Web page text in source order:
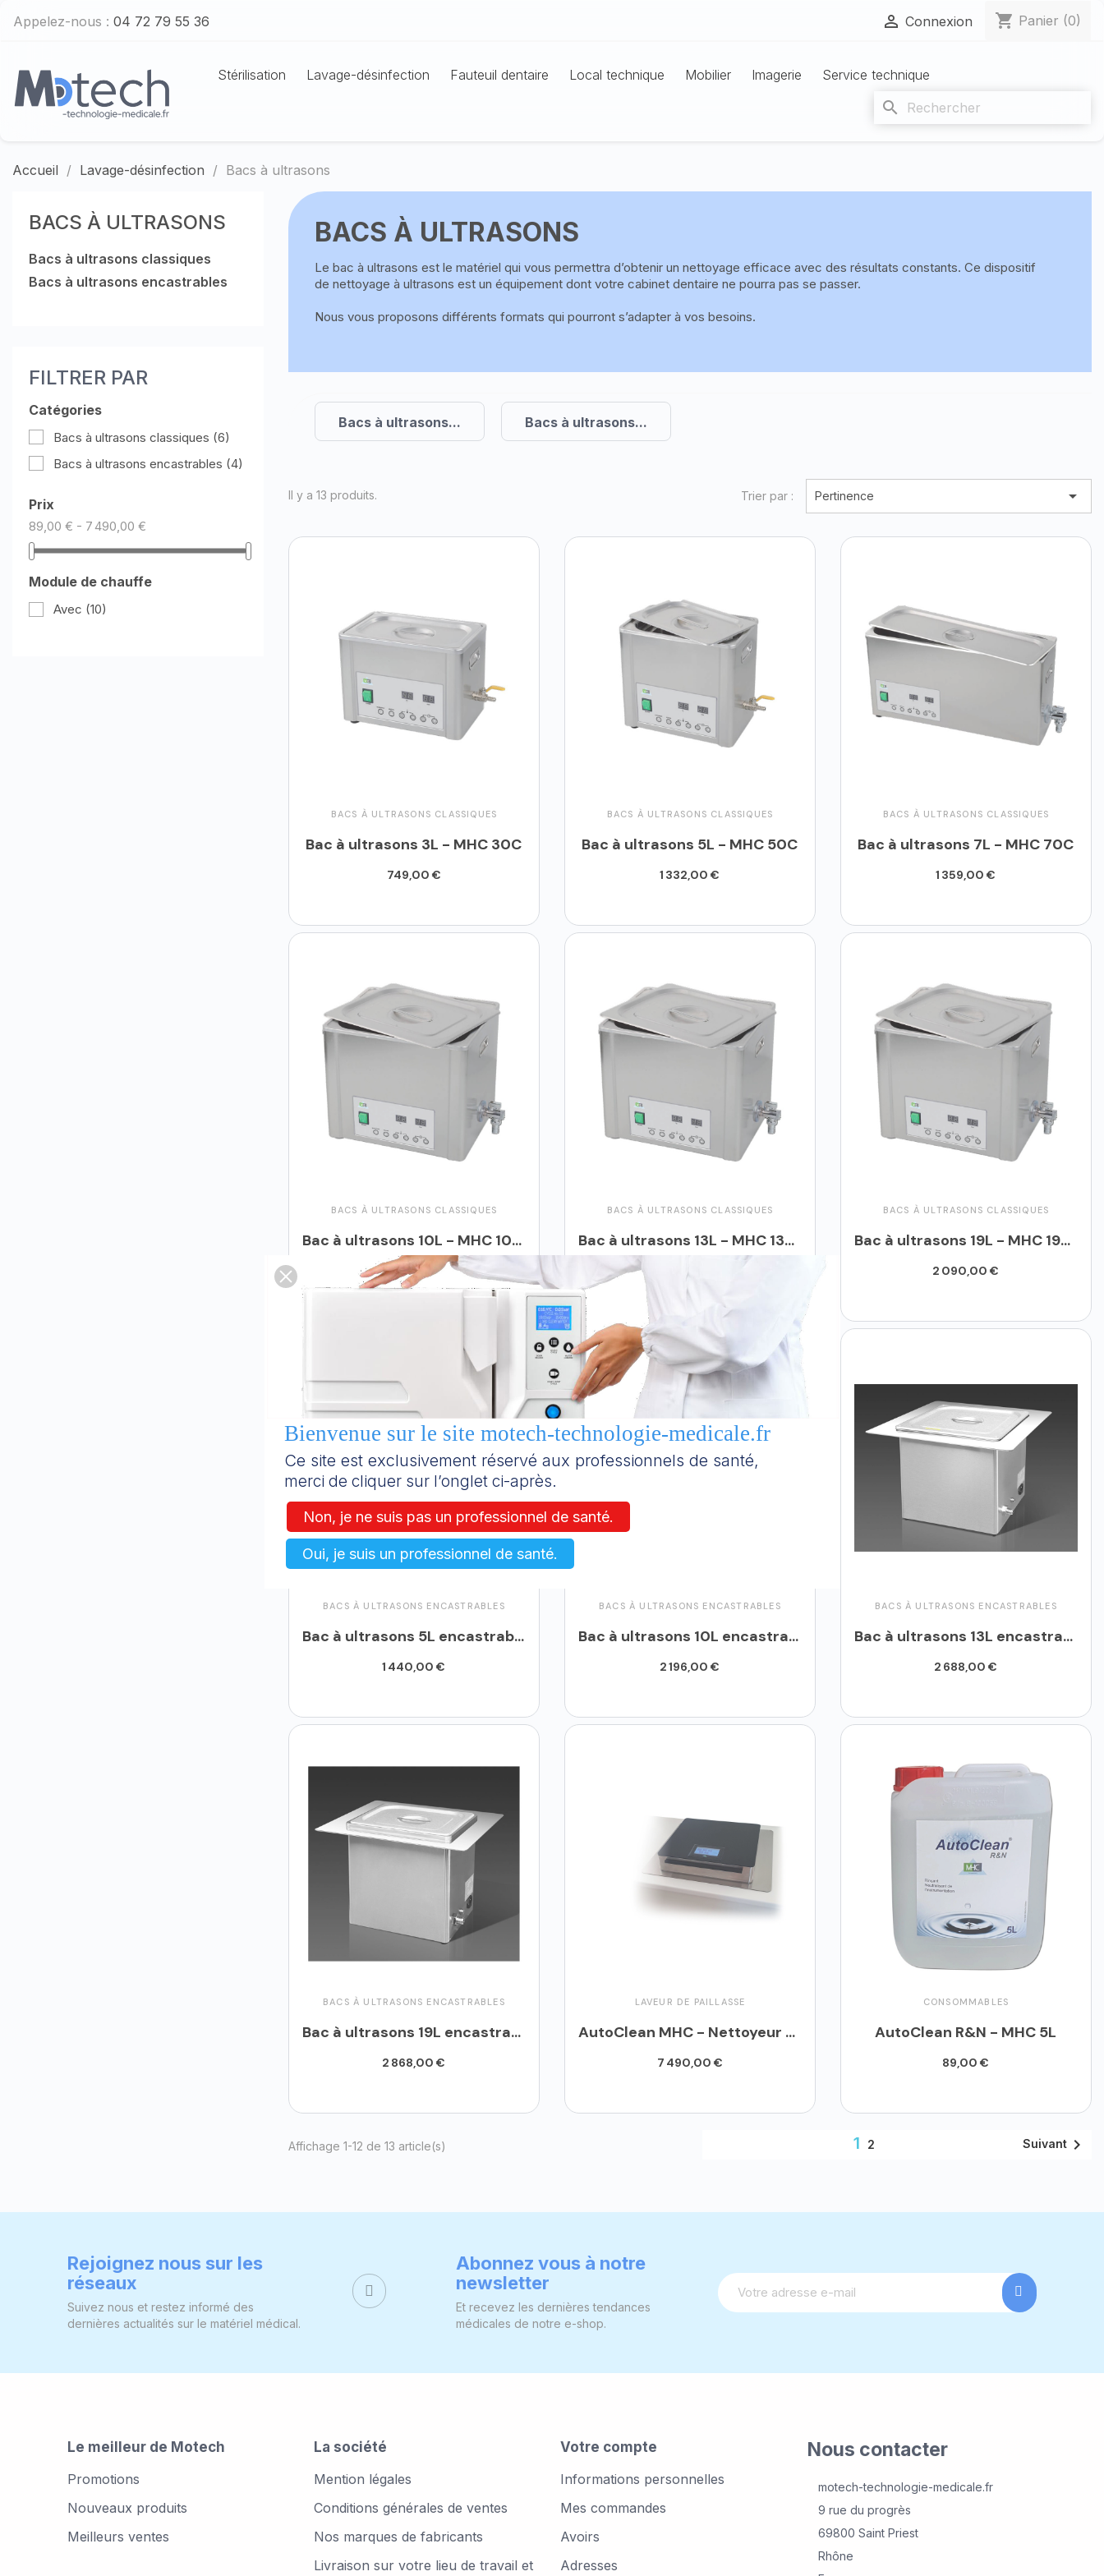
Appelez-nous : 04 72 79 55 36  Connexion shopping_cart Panier (0)
Stérilisation Lavage-désinfection Fauteuil dentaire Local technique Mobilier Imagerie Service technique
search
Accueil Lavage-désinfection Bacs à ultrasons
BACS À ULTRASONS
Bacs à ultrasons classiques
Bacs à ultrasons encastrables
FILTRER PAR
Catégories
Bacs à ultrasons classiques (6)
Bacs à ultrasons encastrables (4)
Prix
89,00 € - 7 490,00 €
Module de chauffe
Avec (10)
BACS À ULTRASONS
Le bac à ultrasons est le matériel qui vous permettra d’obtenir un nettoyage efficace avec des résultats constants. Ce dispositif
de nettoyage à ultrasons est un équipement dont votre cabinet dentaire ne pourra pas se passer.
Nous vous proposons différents formats qui pourront s’adapter à vos besoins.
Bacs à ultrasons... Bacs à ultrasons...
Il y a 13 produits. Trier par : Pertinence 
BACS À ULTRASONS CLASSIQUES
Bac à ultrasons 3L - MHC 30C
749,00 €
Ajouter au panier
BACS À ULTRASONS CLASSIQUES
Bac à ultrasons 5L - MHC 50C
1 332,00 €
Ajouter au panier
BACS À ULTRASONS CLASSIQUES
Bac à ultrasons 7L - MHC 70C
1 359,00 €
Ajouter au panier
BACS À ULTRASONS CLASSIQUES
Bac à ultrasons 10L - MHC 100C
1 490,00 €
Ajouter au panier
BACS À ULTRASONS CLASSIQUES
Bac à ultrasons 13L - MHC 130C
1 890,00 €
Ajouter au panier
BACS À ULTRASONS CLASSIQUES
Bac à ultrasons 19L - MHC 190C
2 090,00 €
Ajouter au panier
BACS À ULTRASONS ENCASTRABLES
Bac à ultrasons 5L encastrable - MHC 50E
1 440,00 €
Ajouter au panier
BACS À ULTRASONS ENCASTRABLES
Bac à ultrasons 10L encastrable - MHC 100E
2 196,00 €
Ajouter au panier
BACS À ULTRASONS ENCASTRABLES
Bac à ultrasons 13L encastrable - MHC 130E
2 688,00 €
Ajouter au panier
BACS À ULTRASONS ENCASTRABLES
Bac à ultrasons 19L encastrable - MHC 190E
2 868,00 €
Ajouter au panier
LAVEUR DE PAILLASSE
AutoClean MHC - Nettoyeur Automatique
7 490,00 €
Ajouter au panier
CONSOMMABLES
AutoClean R&N - MHC 5L
89,00 €
Ajouter au panier
Affichage 1-12 de 13 article(s) 1 2 Suivant
Rejoignez nous sur les
réseaux
Suivez nous et restez informé des
dernières actualités sur le matériel médical.
Abonnez vous à notre
newsletter
Et recevez les dernières tendances
médicales de notre e-shop.
Le meilleur de Motech
Promotions
Nouveaux produits
Meilleurs ventes
La société
Mention légales
Conditions générales de ventes
Nos marques de fabricants
Livraison sur votre lieu de travail et
Votre compte
Informations personnelles
Mes commandes
Avoirs
Adresses
Nous contacter
motech-technologie-medicale.fr
9 rue du progrès
69800 Saint Priest
Rhône
Oui, je suis un professionnel de santé.
Non, je ne suis pas un professionnel de santé.
merci de cliquer sur l’onglet ci-après.
Ce site est exclusivement réservé aux professionnels de santé,
Bienvenue sur le site motech-technologie-medicale.fr